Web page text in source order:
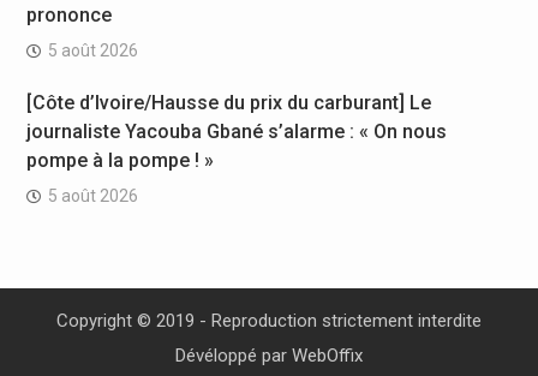
prononce
5 août 2026
[Côte d’Ivoire/Hausse du prix du carburant] Le
journaliste Yacouba Gbané s’alarme : « On nous
pompe à la pompe ! »
5 août 2026
Copyright © 2019 - Reproduction strictement interdite
Dévéloppé par WebOffix